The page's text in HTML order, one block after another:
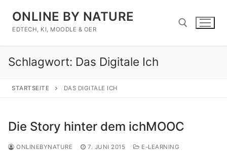
Inhalt
springen
ONLINE BY NATURE
EDTECH, KI, MOODLE & OER
Suchen nach:
Schlagwort: Das Digitale Ich
STARTSEITE DAS DIGITALE ICH
Die Story hinter dem ichMOOC
ONLINEBYNATURE 7. JUNI 2015
E-LEARNING